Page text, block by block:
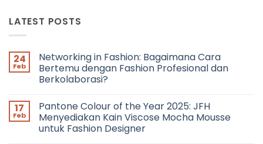
LATEST POSTS
24
Feb
Networking in Fashion: Bagaimana Cara
Bertemu dengan Fashion Profesional dan
Berkolaborasi?
on
Networking
in
Fashion:
17
Feb
Pantone Colour of the Year 2025: JFH
Menyediakan Kain Viscose Mocha Mousse
untuk Fashion Designer